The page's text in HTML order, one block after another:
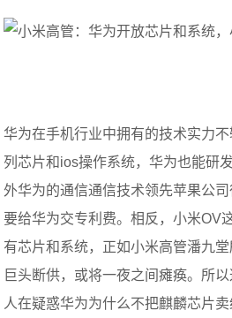
华为在手机行业中拥有的技术实力
列芯片和ios操作系统，华为也能研
外华为的通信通信技术领先苹果公
要给华为交专利费。相反，小米OV
有芯片和系统，正如小米高管潘九
巨头断供，或将一夜之间瘫痪。所
人在疑惑华为为什么不把麒麟芯片